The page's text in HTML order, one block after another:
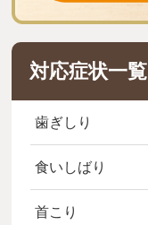
対応症状一覧
歯ぎしり
食いしばり
首こり